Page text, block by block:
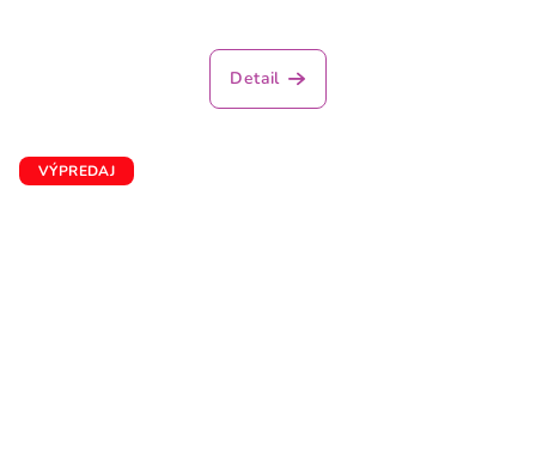
Detail
VÝPREDAJ